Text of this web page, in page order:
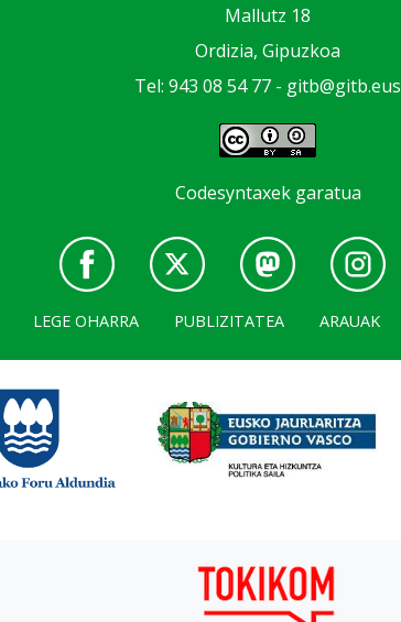
Mallutz 18
Ordizia, Gipuzkoa
Tel: 943 08 54 77 - gitb@gitb.eus
Codesyntaxek garatua
LEGE OHARRA PUBLIZITATEA ARAUAK